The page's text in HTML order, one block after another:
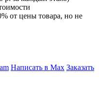
от цены товара, но не
Написать в Max Заказать